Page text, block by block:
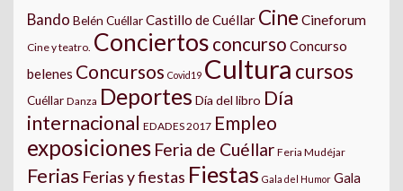
Bando Belén CuéllarCastillo de Cuéllar Cine Cineforum
Cine y teatro. Conciertos concurso Concurso
belenes Concursos Covid19 Cultura cursos
Cuéllar Danza Deportes Día del libro Día
internacional EDADES 2017 Empleo
exposiciones Feria de Cuéllar Feria Mudéjar
Ferias Ferias y fiestas Fiestas Gala del Humor Gala